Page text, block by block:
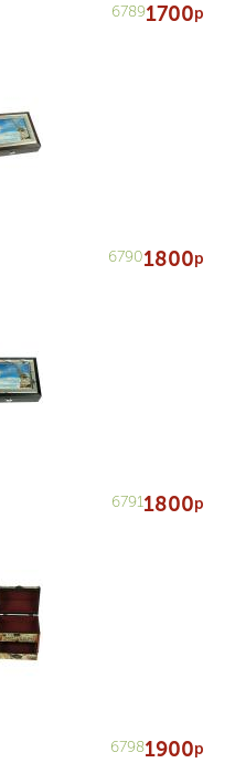
67891700р
67901800р
67911800р
67981900р